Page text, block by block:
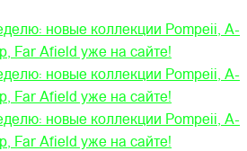
новые коллекции Pompeii, A-
Far Afield уже на сайте!
новые коллекции Pompeii, A-
Far Afield уже на сайте!
новые коллекции Pompeii, A-
Far Afield уже на сайте!